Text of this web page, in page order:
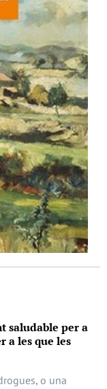
saludable per a
a les que les
o una